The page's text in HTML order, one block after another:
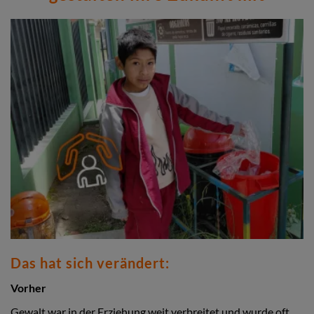
1.300 Jugendliche nahmen an Trainings zu
Lebenskompetenzen, Unternehmertum und
Zukunftsplanung teil
Das hat sich verändert:
Vorher
Gewalt war in der Erziehung weit verbreitet und wurde oft